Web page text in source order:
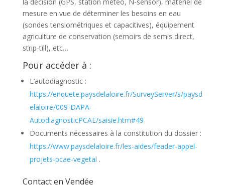
mesure en vue de déterminer les besoins en eau
(sondes tensiométriques et capacitives), équipement
agriculture de conservation (semoirs de semis direct,
strip-till), etc…
Pour accéder à :
L’autodiagnostic :
https://enquete.paysdelaloire.fr/SurveyServer/s/paysd
elaloire/009-DAPA-
AutodiagnosticPCAE/saisie.htm#49
Documents nécessaires à la constitution du dossier :
https://www.paysdelaloire.fr/les-aides/feader-appel-
projets-pcae-vegetal .
Contact en Vendée